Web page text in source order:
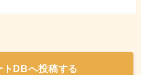
トDBへ投稿する